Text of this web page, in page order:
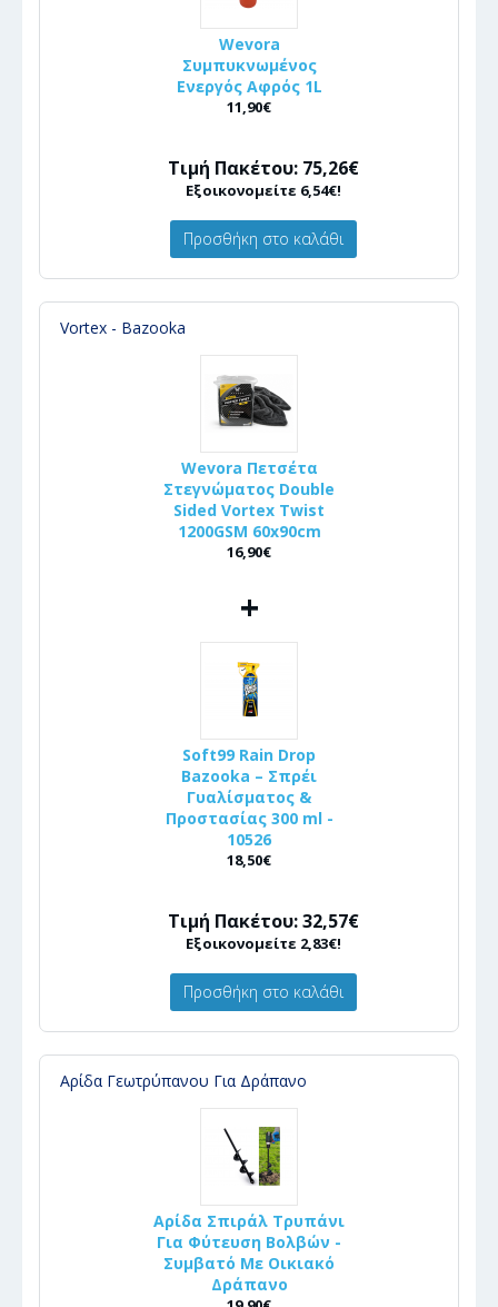
Wevora
Συμπυκνωμένος
Ενεργός Αφρός 1L
11,90€
Τιμή Πακέτου: 75,26€
Εξοικονομείτε 6,54€!
Προσθήκη στο καλάθι
Vortex - Bazooka
Wevora Πετσέτα
Στεγνώματος Double
Sided Vortex Twist
1200GSM 60x90cm
16,90€
+
Soft99 Rain Drop
Bazooka – Σπρέι
Γυαλίσματος &
Προστασίας 300 ml -
10526
18,50€
Τιμή Πακέτου: 32,57€
Εξοικονομείτε 2,83€!
Προσθήκη στο καλάθι
Αρίδα Γεωτρύπανου Για Δράπανο
Αρίδα Σπιράλ Τρυπάνι
Για Φύτευση Βολβών -
Συμβατό Με Οικιακό
Δράπανο